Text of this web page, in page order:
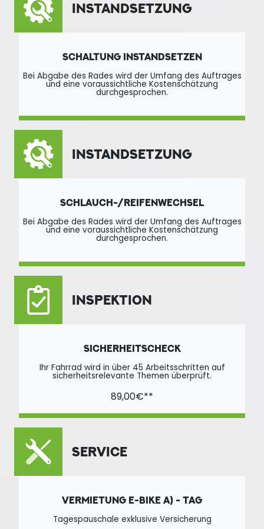
INSTANDSETZUNG
SCHALTUNG INSTANDSETZEN
Bei Abgabe des Rades wird der Umfang des Auftrages
und eine voraussichtliche Kostenschätzung
durchgesprochen.
INSTANDSETZUNG
SCHLAUCH-/REIFENWECHSEL
Bei Abgabe des Rades wird der Umfang des Auftrages
und eine voraussichtliche Kostenschätzung
durchgesprochen.
INSPEKTION
SICHERHEITSCHECK
Ihr Fahrrad wird in über 45 Arbeitsschritten auf
sicherheitsrelevante Themen überprüft.
89,00€**
SERVICE
VERMIETUNG E-BIKE A) - TAG
Tagespauschale exklusive Versicherung